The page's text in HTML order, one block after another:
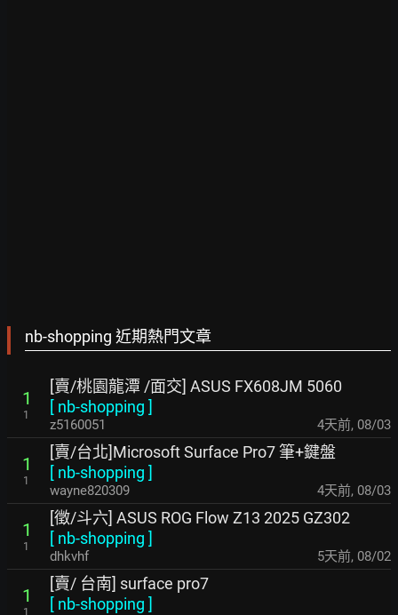
nb-shopping 近期熱門文章
1
1
[賣/桃園龍潭 /面交] ASUS FX608JM 5060
[ nb-shopping ]
z5160051 4天前, 08/03
1
1
[賣/台北]Microsoft Surface Pro7 筆+鍵盤
[ nb-shopping ]
wayne820309 4天前, 08/03
1
1
[徵/斗六] ASUS ROG Flow Z13 2025 GZ302
[ nb-shopping ]
dhkvhf 5天前, 08/02
1
1
[賣/ 台南] surface pro7
[ nb-shopping ]